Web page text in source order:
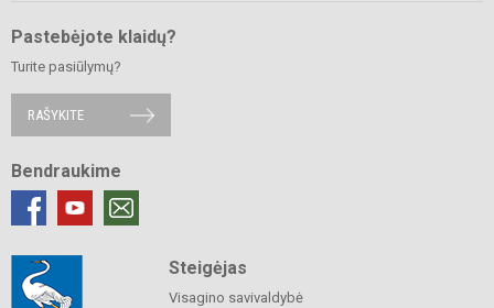
Pastebėjote klaidų?
Turite pasiūlymų?
RAŠYKITE
Bendraukime
Steigėjas
Visagino savivaldybė